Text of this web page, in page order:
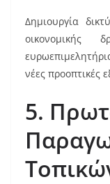
Δημιουργία
οικονομικής
νέες προοπτικές
5.